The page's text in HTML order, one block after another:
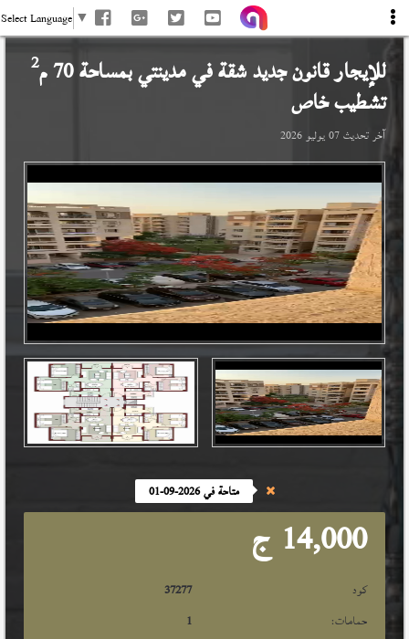
Select Language ▼
للإيجار قانون جديد شقة فيمدينتيبمساحة 70 م 2
تشطيب خاص
آخر تحديث07 يوليو 2026
متاحة في 2026-09-01
14,000 ج
كود
37277
حمامات:
1